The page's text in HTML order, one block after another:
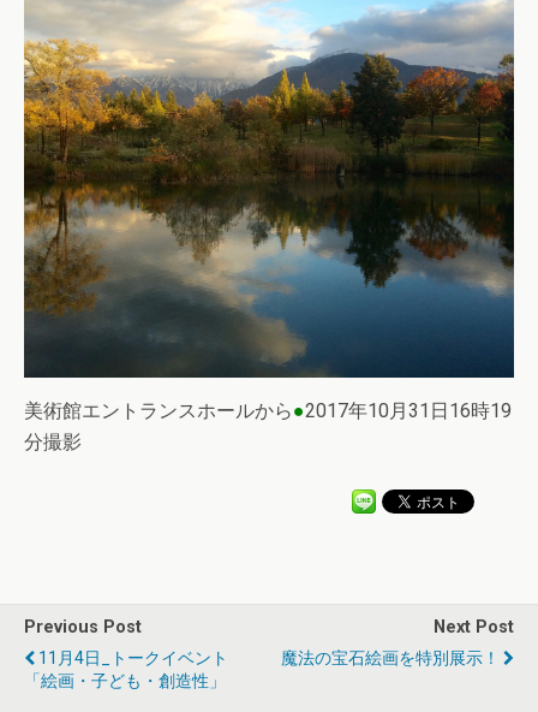
美術館エントランスホールから●2017年10月31日16時19
分撮影
Previous Post
11月4日_トークイベント
「絵画・子ども・創造性」
Next Post
魔法の宝石絵画を特別展示！